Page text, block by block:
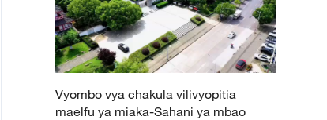
Vyombo vya chakula vilivyopitia
maelfu ya miaka-Sahani ya mbao